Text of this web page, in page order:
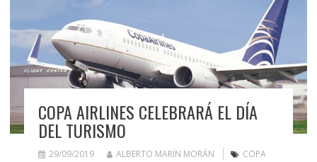
COPA AIRLINES CELEBRARÁ EL DÍA
DEL TURISMO
29/09/2019 ALBERTO MARÍN MORÁN
COPA